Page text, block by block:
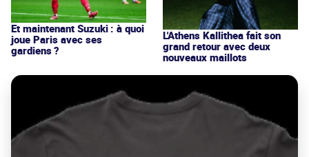
Et maintenant Suzuki : à quoi
joue Paris avec ses
gardiens ?
L'Athens Kallithea fait son
grand retour avec deux
nouveaux maillots